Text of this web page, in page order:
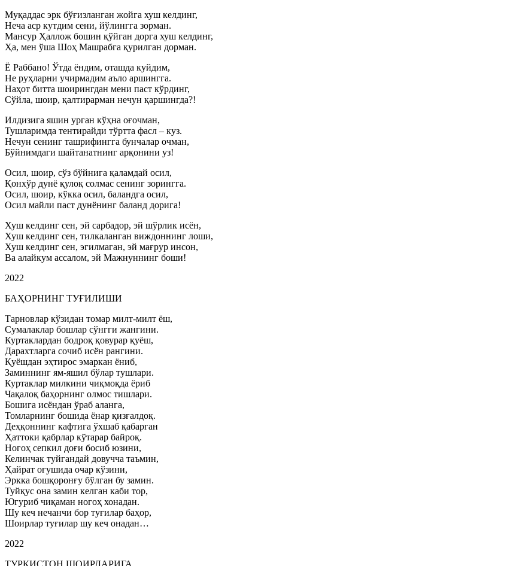
Муқаддас эрк бўғизланган жойга хуш келдинг,
Неча аср кутдим сени, йўлингга зорман.
Мансур Ҳаллож бошин қўйган дорга хуш келдинг,
Ҳа, мен ўша Шоҳ Машрабга қурилган дорман.
Ё Раббано! Ўтда ёндим, оташда куйдим,
Не руҳларни учирмадим аъло аршингга.
Наҳот битта шоирингдан мени паст кўрдинг,
Сўйла, шоир, қалтирарман нечун қаршингда?!
Илдизига яшин урган кўҳна оғочман,
Тушларимда тентирайди тўртта фасл – куз.
Нечун сенинг ташрифингга бунчалар очман,
Бўйнимдаги шайтанатнинг арқонини уз!
Осил, шоир, сўз бўйнига қаламдай осил,
Қонхўр дунё қулоқ солмас сенинг зорингга.
Осил, шоир, кўкка осил, баландга осил,
Осил майли паст дунёнинг баланд дорига!
Хуш келдинг сен, эй сарбадор, эй шўрлик исён,
Хуш келдинг сен, тилкаланган виждоннинг лоши,
Хуш келдинг сен, эгилмаган, эй мағрур инсон,
Ва алайкум ассалом, эй Мажнуннинг боши!
2022
БАҲОРНИНГ ТУҒИЛИШИ
Тарновлар кўзидан томар милт-милт ёш,
Сумалаклар бошлар сўнгги жангини.
Куртаклардан бодроқ қовурар қуёш,
Дарахтларга сочиб исён рангини.
Қуёшдан эҳтирос эмаркан ёниб,
Заминнинг ям-яшил бўлар тушлари.
Куртаклар милкини чиқмоқда ёриб
Чақалоқ баҳорнинг олмос тишлари.
Бошига исёндан ўраб аланга,
Томларнинг бошида ёнар қизғалдоқ.
Деҳқоннинг кафтига ўхшаб қабарган
Ҳаттоки қабрлар кўтарар байроқ.
Ногоҳ сепкил доғи босиб юзини,
Келинчак туйгандай довучча таъмин,
Ҳайрат оғушида очар кўзини,
Эркка бошқоронғу бўлган бу замин.
Туйқус она замин келган каби тор,
Югуриб чиқаман ногоҳ хонадан.
Шу кеч нечанчи бор туғилар баҳор,
Шоирлар туғилар шу кеч онадан…
2022
ТУРКИСТОН ШОИРЛАРИГА